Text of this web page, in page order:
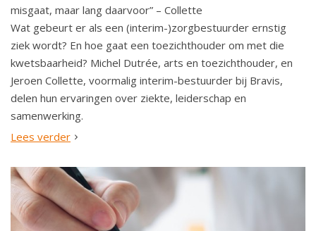
misgaat, maar lang daarvoor” – Collette
Wat gebeurt er als een (interim-)zorgbestuurder ernstig
ziek wordt? En hoe gaat een toezichthouder om met die
kwetsbaarheid? Michel Dutrée, arts en toezichthouder, en
Jeroen Collette, voormalig interim-bestuurder bij Bravis,
delen hun ervaringen over ziekte, leiderschap en
samenwerking.
Lees verder